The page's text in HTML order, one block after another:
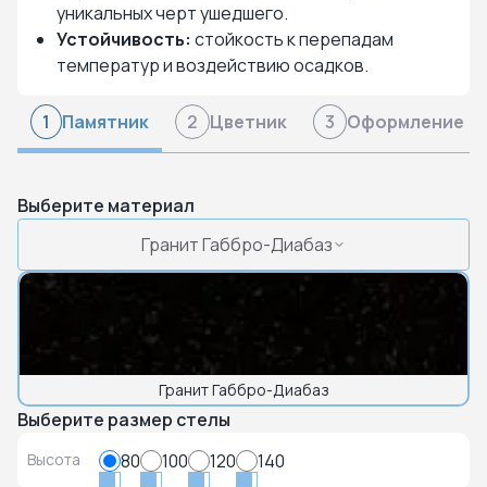
уникальных черт ушедшего.
Устойчивость: стойкость к перепадам
температур и воздействию осадков.
1 Памятник 2 Цветник 3 Оформление
Выберите материал
Гранит Габбро-Диабаз
Гранит Габбро-Диабаз
Выберите размер стелы
Высота 80 100 120 140